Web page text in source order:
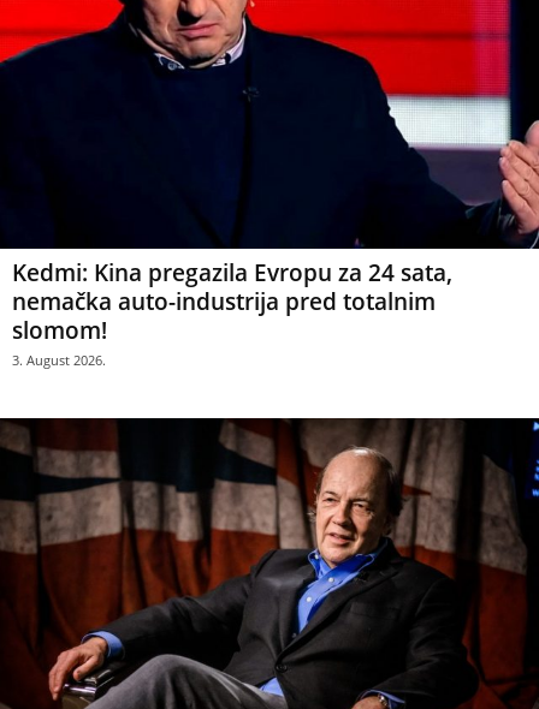
Kedmi: Kina pregazila Evropu za 24 sata,
nemačka auto-industrija pred totalnim
slomom!
3. August 2026.